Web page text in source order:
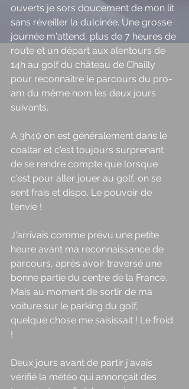
ouverts je sors doucement de mon lit
sans réveiller la dulcinée. Une grosse
journée m'attend, plus de 7 heures de
route et un départ aux alentours de
14h au golf du château de Chailly
pour reconnaître le parcours du pro-
am du même nom les deux jours
suivants.
A 3h40 on est généralement dans le
coaltar et c'est toujours surprenant
de se rendre compte que lorsque
c'est pour aller jouer au golf, on se
sent frais et dispo. Le pouvoir de
l'envie !
J'arrivais comme prévu une petite
heure avant ma reconnaissance de
parcours, après avoir traversé une
bonne partie du centre de la France.
Mais au moment de sortir de ma
voiture sur le parking du golf,
quelque chose me saisissait ! Le froid
!
Deux jours avant de partir j'avais
vérifié la météo qui annonçait des